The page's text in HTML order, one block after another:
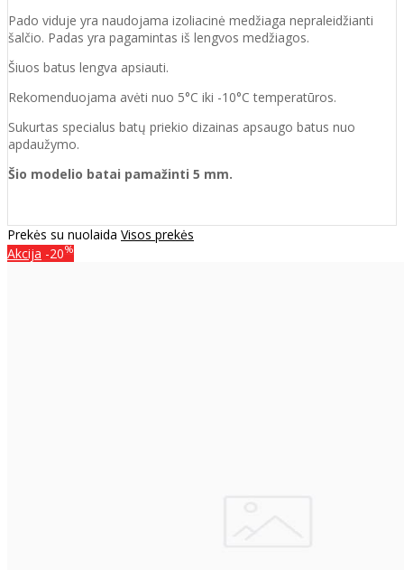
Pado viduje yra naudojama izoliacinė medžiaga nepraleidžianti
šalčio. Padas yra pagamintas iš lengvos medžiagos.
Šiuos batus lengva apsiauti.
Rekomenduojama avėti nuo 5°C iki -10°C temperatūros.
Sukurtas specialus batų priekio dizainas apsaugo batus nuo
apdaužymo.
Šio modelio batai pamažinti 5 mm.
Prekės su nuolaida Visos prekės
Akcija -20%